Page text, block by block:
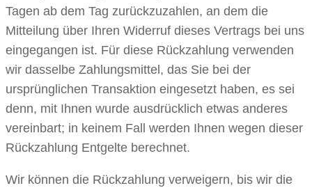
Tagen ab dem Tag zurückzuzahlen, an dem die
Mitteilung über Ihren Widerruf dieses Vertrags bei uns
eingegangen ist. Für diese Rückzahlung verwenden
wir dasselbe Zahlungsmittel, das Sie bei der
ursprünglichen Transaktion eingesetzt haben, es sei
denn, mit Ihnen wurde ausdrücklich etwas anderes
vereinbart; in keinem Fall werden Ihnen wegen dieser
Rückzahlung Entgelte berechnet.
Wir können die Rückzahlung verweigern, bis wir die